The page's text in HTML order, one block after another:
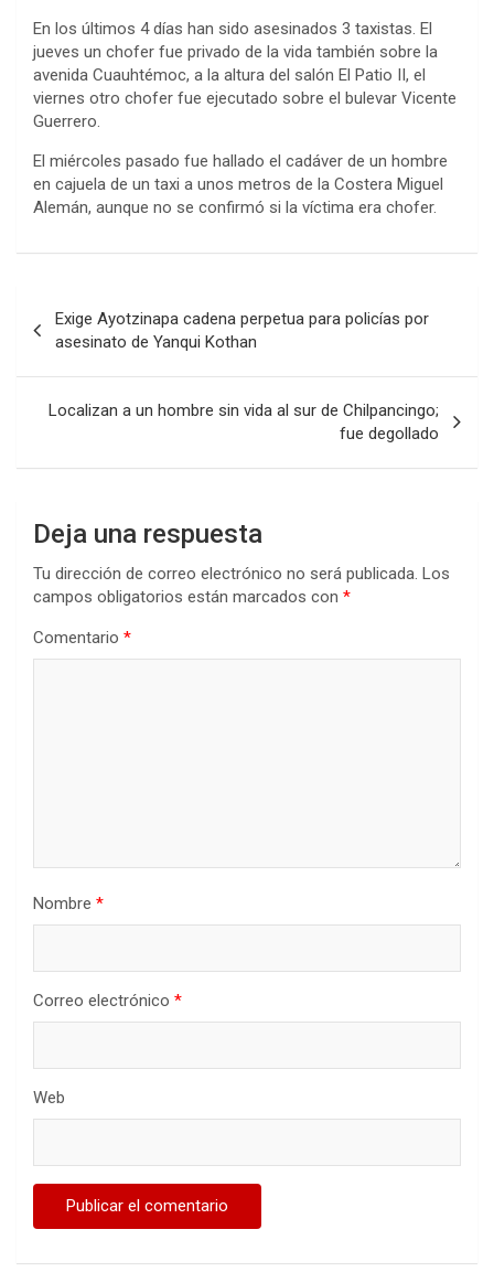
En los últimos 4 días han sido asesinados 3 taxistas. El
jueves un chofer fue privado de la vida también sobre la
avenida Cuauhtémoc, a la altura del salón El Patio II, el
viernes otro chofer fue ejecutado sobre el bulevar Vicente
Guerrero.
El miércoles pasado fue hallado el cadáver de un hombre
en cajuela de un taxi a unos metros de la Costera Miguel
Alemán, aunque no se confirmó si la víctima era chofer.
de
entradas
Exige Ayotzinapa cadena perpetua para policías por
asesinato de Yanqui Kothan
Localizan a un hombre sin vida al sur de Chilpancingo;
fue degollado
Deja una respuesta
Tu dirección de correo electrónico no será publicada. Los
campos obligatorios están marcados con *
Comentario *
Nombre *
Correo electrónico *
Web